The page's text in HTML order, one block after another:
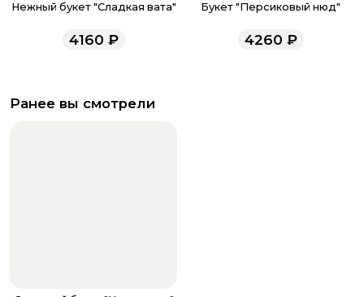
Нежный букет "Сладкая вата"
4160 ₽
Букет "Персиковый нюд"
4260 ₽
Ранее вы смотрели